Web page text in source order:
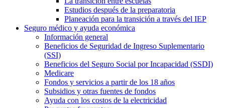
Estudios después de la preparatoria
Planeación para la transición a través del IEP
Seguro médico y ayuda económica
Información general
Beneficios de Seguridad de Ingreso Suplementario
(SSI)
Beneficios del Seguro Social por Incapacidad (SSDI)
Medicare
Fondos y servicios a partir de los 18 años
Subsidios y otras fuentes de fondos
Ayuda con los costos de la electricidad